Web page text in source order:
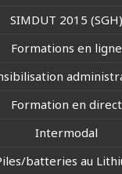
SIMDUT 2015 (SGH)
Formations en ligne
Formation en direct
Intermodal
batteries au